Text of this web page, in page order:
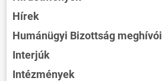
Hírek
Humánügyi Bizottság meghívói
Interjúk
Intézmények